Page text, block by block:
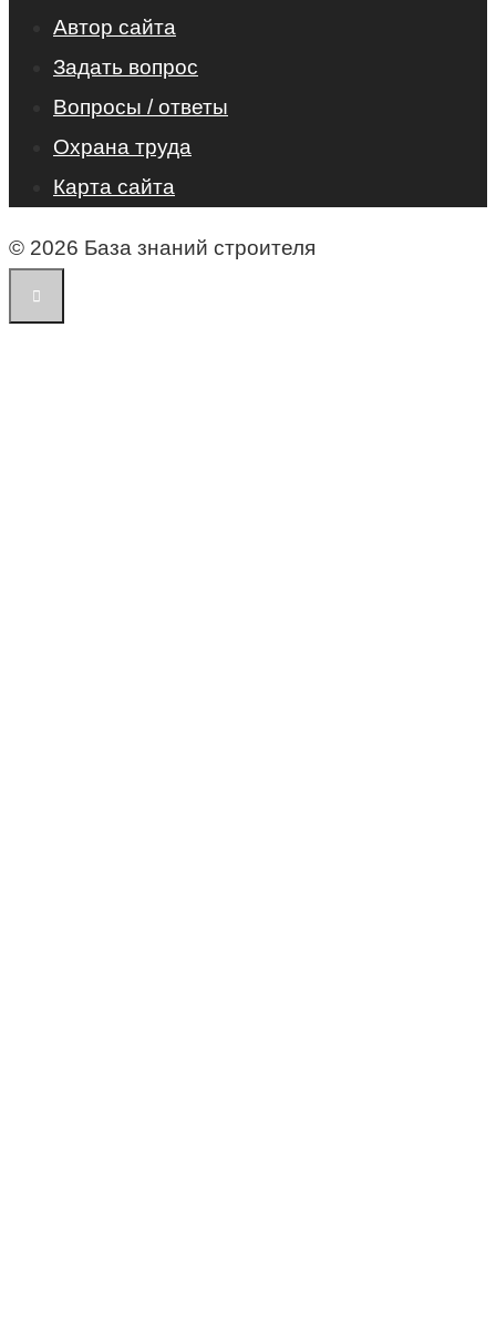
Автор сайта
Задать вопрос
Вопросы / ответы
Охрана труда
Карта сайта
© 2026 База знаний строителя